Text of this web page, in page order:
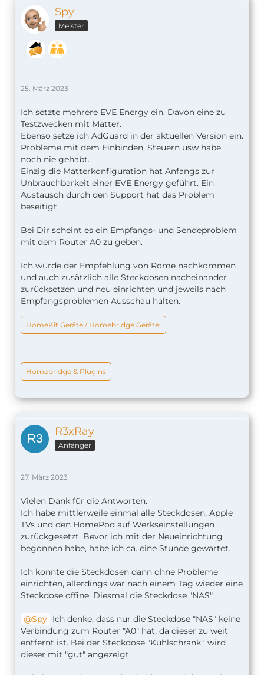
Spy
Meister
25. März 2023
Ich setzte mehrere EVE Energy ein. Davon eine zu
Testzwecken mit Matter.
Ebenso setze ich AdGuard in der aktuellen Version ein.
Probleme mit dem Einbinden, Steuern usw habe
noch nie gehabt.
Einzig die Matterkonfiguration hat Anfangs zur
Unbrauchbarkeit einer EVE Energy geführt. Ein
Austausch durch den Support hat das Problem
beseitigt.
Bei Dir scheint es ein Empfangs- und Sendeproblem
mit dem Router A0 zu geben.
Ich würde der Empfehlung von Rome nachkommen
und auch zusätzlich alle Steckdosen nacheinander
zurücksetzen und neu einrichten und jeweils nach
Empfangsproblemen Ausschau halten.
HomeKit Geräte / Homebridge Geräte:
Homebridge & Plugins
R3xRay
Anfänger
27. März 2023
Vielen Dank für die Antworten.
Ich habe mittlerweile einmal alle Steckdosen, Apple
TVs und den HomePod auf Werkseinstellungen
zurückgesetzt. Bevor ich mit der Neueinrichtung
begonnen habe, habe ich ca. eine Stunde gewartet.
Ich konnte die Steckdosen dann ohne Probleme
einrichten, allerdings war nach einem Tag wieder eine
Steckdose offine. Diesmal die Steckdose "NAS".
Spy Ich denke, dass nur die Steckdose "NAS" keine
Verbindung zum Router "A0" hat, da dieser zu weit
entfernt ist. Bei der Steckdose "Kühlschrank", wird
dieser mit "gut" angezeigt.